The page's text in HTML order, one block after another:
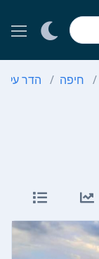
חיפה הדר